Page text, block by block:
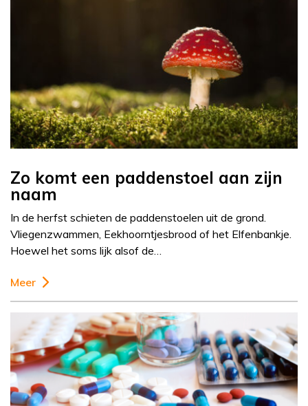
Zo komt een paddenstoel aan zijn
naam
In de herfst schieten de paddenstoelen uit de grond.
Vliegenzwammen, Eekhoorntjesbrood of het Elfenbankje.
Hoewel het soms lijk alsof de…
Meer